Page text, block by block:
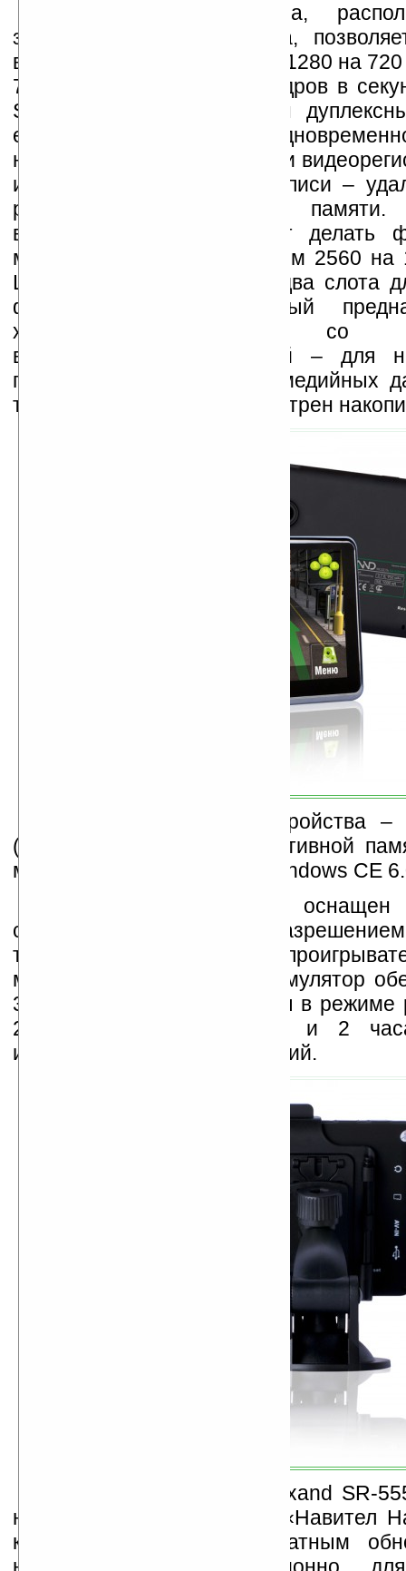
Мегапиксельная камера,
задней панели устройства,
видеоролики в разрешении 1280 на
720p) с частотой до 30 кадров в
SR-5550 HD предусмотрен
есть возможность
навигационной программы и
и функция циклической записи –
роликов при заполнении памяти.
встроенная камера может делать
максимальным разрешением 2560 на
Lexand SR-5550 HD есть два слота
формата microSD: первый
хранения записей со
видеорегистратора, второй – для
программы, карт и мультимедийных
того, в устройстве предусмотрен
Аппаратная основа устройства
(500 МГц) и 128 Мб оперативной
модель под управлением Windows CE
Lexand SR-5550 HD оснащен
сенсорным дисплеем с
точек, мультимедийным
музыка, фотографии). Аккумулятор
3 часов автономной работы в режиме
2,5 в режиме навигации и 2
использования обеих функций.
В комплект поставки Lexand SR-
навигационная программа «Навител
картами России и бесплатным